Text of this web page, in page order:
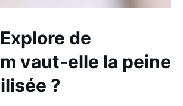
de
vaut-elle la peine
?